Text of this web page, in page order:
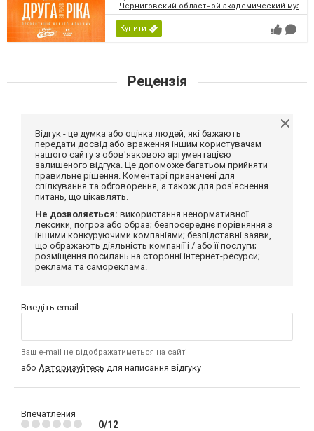
Черниговский областной академический
Купити
Рецензія
Відгук - це думка або оцінка людей, які бажають
передати досвід або враження іншим користувачам
нашого сайту з обов'язковою аргументацією
залишеного відгука. Це допоможе багатьом прийняти
правильне рішення. Коментарі призначені для
спілкування та обговорення, а також для роз'яснення
питань, що цікавлять.
Не дозволяється: використання ненормативної
лексики, погроз або образ; безпосереднє порівняння з
іншими конкуруючими компаніями; безпідставні заяви,
що ображають діяльність компанії і / або її послуги;
розміщення посилань на сторонні інтернет-ресурси;
реклама та самореклама.
Введіть email:
Ваш e-mail не відображатиметься на сайті
або Авторизуйтесь для написання відгуку
Впечатления
0/12